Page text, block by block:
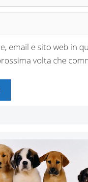
email e sito web in
volta che